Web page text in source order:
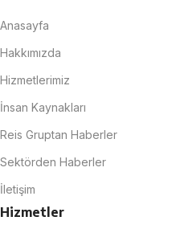
Anasayfa
Hakkımızda
Hizmetlerimiz
İnsan Kaynakları
Reis Gruptan Haberler
Sektörden Haberler
İletişim
Hizmetler